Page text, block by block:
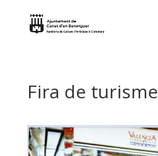
Fira de turisme